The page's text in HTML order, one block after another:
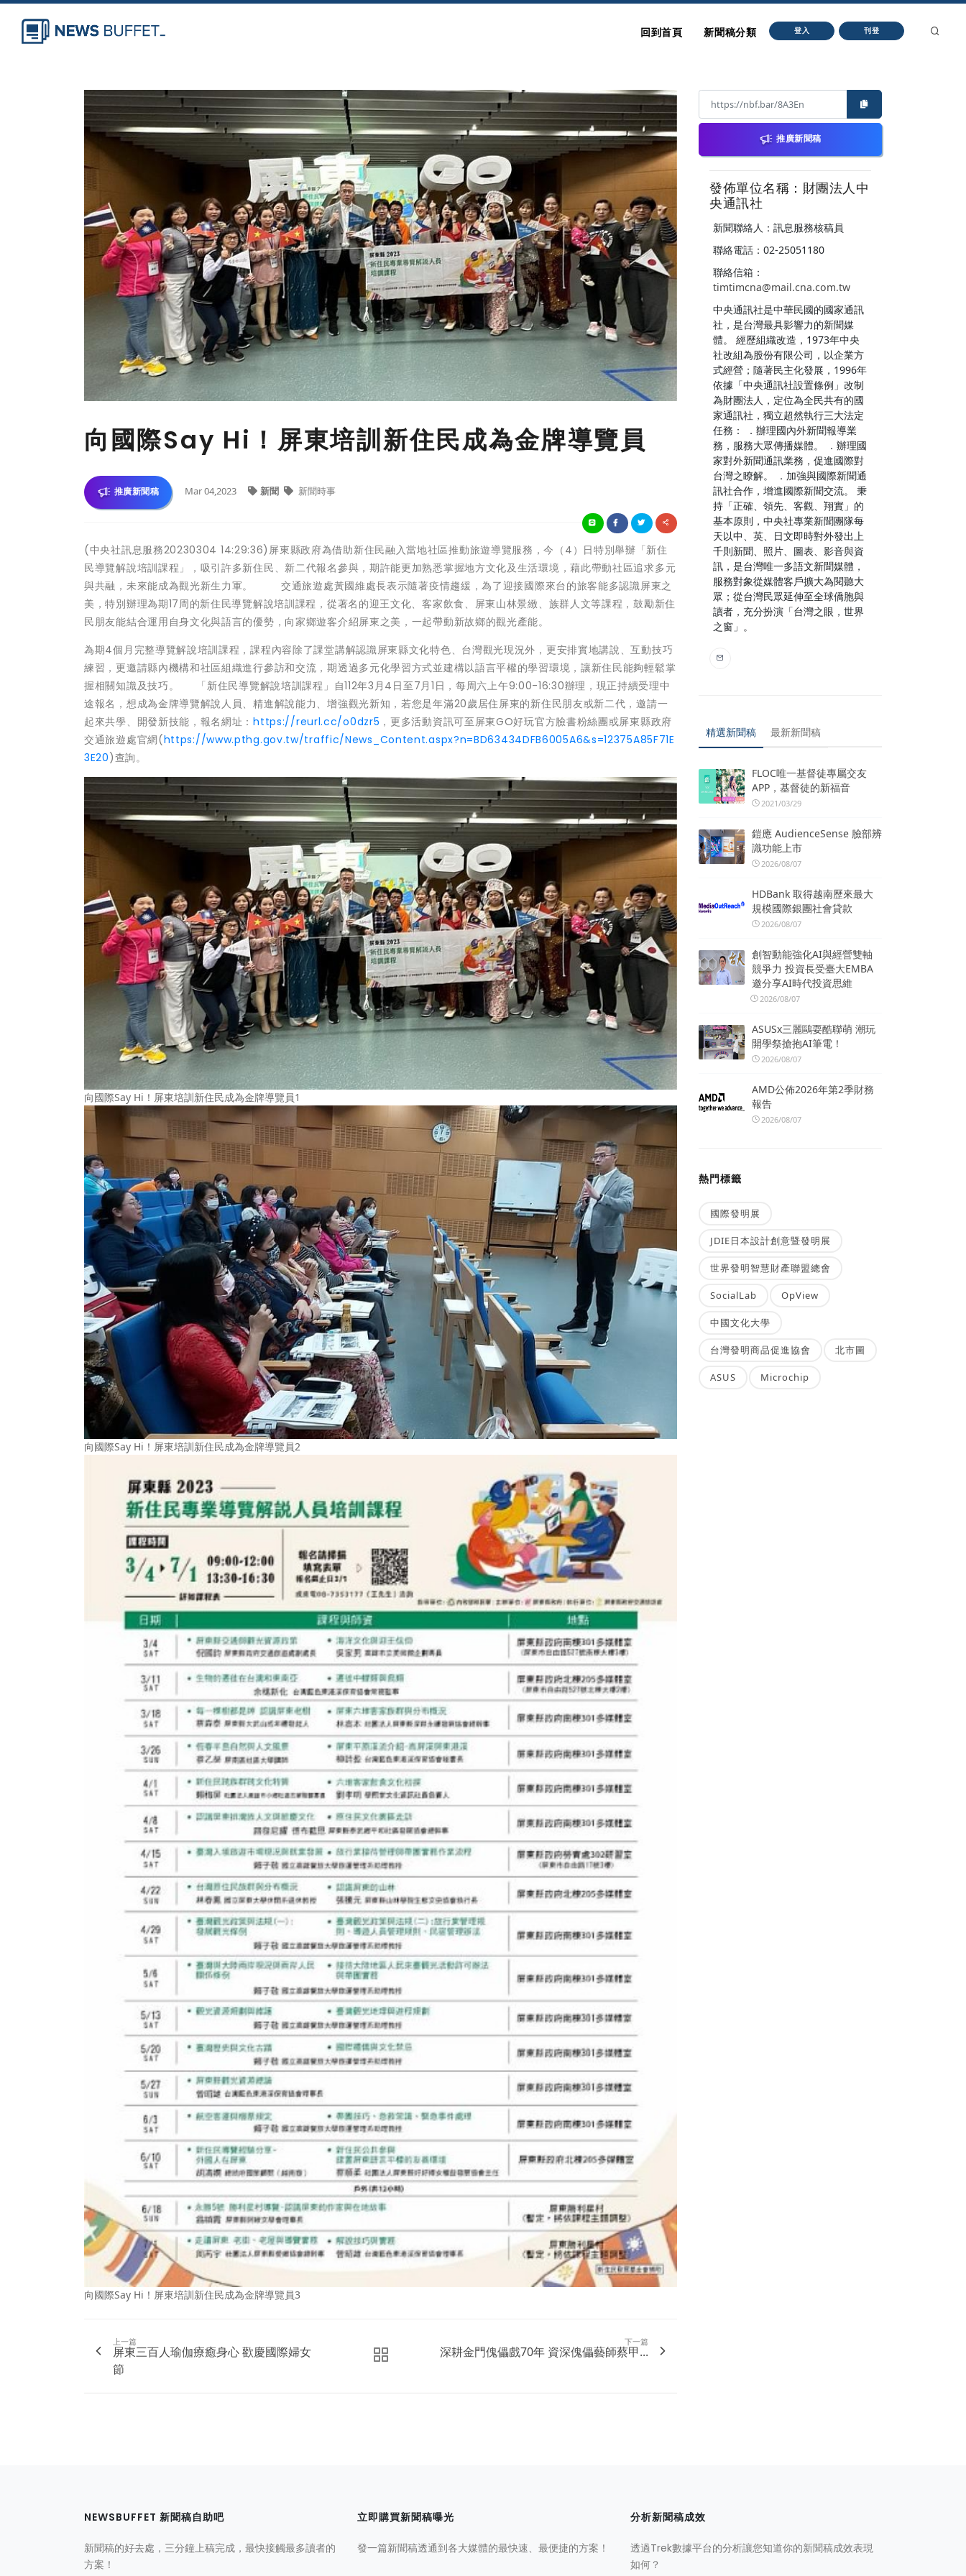
回到首頁 新聞稿分類 登入 刊登
向國際Say Hi！屏東培訓新住民成為金牌導覽員
推廣新聞稿 Mar 04,2023 新聞 新聞時事
(中央社訊息服務20230304 14:29:36)屏東縣政府為借助新住民融入當地社區推動旅遊導覽服務，今（4）日特別舉辦「新住
民導覽解說培訓課程」，吸引許多新住民、新二代報名參與，期許能更加熟悉掌握地方文化及生活環境，藉此帶動社區追求多元
與共融，未來能成為觀光新生力軍。 交通旅遊處黃國維處長表示隨著疫情趨緩，為了迎接國際來台的旅客能多認識屏東之
美，特別辦理為期17周的新住民導覽解說培訓課程，從著名的迎王文化、客家飲食、屏東山林景緻、族群人文等課程，鼓勵新住
民朋友能結合運用自身文化與語言的優勢，向家鄉遊客介紹屏東之美，一起帶動新故鄉的觀光產能。
為期4個月完整導覽解說培訓課程，課程內容除了課堂講解認識屏東縣文化特色、台灣觀光現況外，更安排實地講說、互動技巧
練習，更邀請縣內機構和社區組織進行參訪和交流，期透過多元化學習方式並建構以語言平權的學習環境，讓新住民能夠輕鬆掌
握相關知識及技巧。 「新住民導覽解說培訓課程」自112年3月4日至7月1日，每周六上午9:00-16:30辦理，現正持續受理中
途報名，想成為金牌導覽解說人員、精進解說能力、增強觀光新知，若您是年滿20歲居住屏東的新住民朋友或新二代，邀請一
起來共學、開發新技能，報名網址：https://reurl.cc/o0dzr5 ，更多活動資訊可至屏東GO好玩官方臉書粉絲團或屏東縣政府
交通旅遊處官網(https://www.pthg.gov.tw/traffic/News_Content.aspx?n=BD63434DFB6005A6&s=12375A85F71E
3E20)查詢。
向國際Say Hi！屏東培訓新住民成為金牌導覽員1
向國際Say Hi！屏東培訓新住民成為金牌導覽員2
向國際Say Hi！屏東培訓新住民成為金牌導覽員3
上一篇
屏東三百人瑜伽療癒身心 歡慶國際婦女
節
下一篇
深耕金門傀儡戲70年 資深傀儡藝師蔡甲...
推廣新聞稿
發佈單位名稱：財團法人中
央通訊社
新聞聯絡人：訊息服務核稿員
聯絡電話：02-25051180
聯絡信箱：
timtimcna@mail.cna.com.tw
中央通訊社是中華民國的國家通訊
社，是台灣最具影響力的新聞媒
體。 經歷組織改造，1973年中央
社改組為股份有限公司，以企業方
式經營；隨著民主化發展，1996年
依據「中央通訊社設置條例」改制
為財團法人，定位為全民共有的國
家通訊社，獨立超然執行三大法定
任務： ．辦理國內外新聞報導業
務，服務大眾傳播媒體。 ．辦理國
家對外新聞通訊業務，促進國際對
台灣之瞭解。 ．加強與國際新聞通
訊社合作，增進國際新聞交流。 秉
持「正確、領先、客觀、翔實」的
基本原則，中央社專業新聞團隊每
天以中、英、日文即時對外發出上
千則新聞、照片、圖表、影音與資
訊，是台灣唯一多語文新聞媒體，
服務對象從媒體客戶擴大為閱聽大
眾；從台灣民眾延伸至全球僑胞與
讀者，充分扮演「台灣之眼，世界
之窗」。
精選新聞稿 最新新聞稿
FLOC唯一基督徒專屬交友
APP，基督徒的新福音
2021/03/29
鎧應 AudienceSense 臉部辨
識功能上市
2026/08/07
HDBank 取得越南歷來最大
規模國際銀團社會貸款
2026/08/07
創智動能強化AI與經營雙軸
競爭力 投資長受臺大EMBA
邀分享AI時代投資思維
2026/08/07
ASUSx三麗鷗耍酷聯萌 潮玩
開學祭搶抱AI筆電！
2026/08/07
AMD公佈2026年第2季財務
報告
2026/08/07
熱門標籤
國際發明展
JDIE日本設計創意暨發明展
世界發明智慧財產聯盟總會
SocialLab OpView
中國文化大學
台灣發明商品促進協會 北市圖
ASUS Microchip
NEWSBUFFET 新聞稿自助吧
新聞稿的好去處，三分鐘上稿完成，最快接觸最多讀者的
方案！
立即購買新聞稿曝光
發一篇新聞稿透通到各大媒體的最快速、最便捷的方案！
分析新聞稿成效
透過Trek數據平台的分析讓您知道你的新聞稿成效表現
如何？